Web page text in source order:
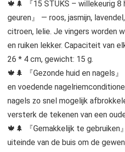
🍁🌲 『15 STUKS – willekeurig 8
geuren』 — roos, jasmijn,
citroen, lelie. Je vingers worden
en ruiken lekker. Capaciteit van
26 * 4 cm, gewicht: 15 g.
🍁🌲 『Gezonde huid en nagels
en voedende
nagels zo snel mogelijk
versterk de tekenen van een
🍁🌲 『Gemakkelijk te gebruiken
uiteinde van de buis om de